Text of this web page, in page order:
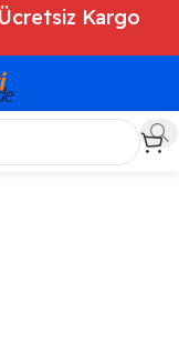
Kargo